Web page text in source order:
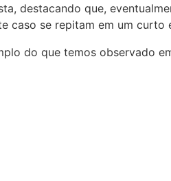
destacando que,
caso se repitam em um curto
do que temos observado